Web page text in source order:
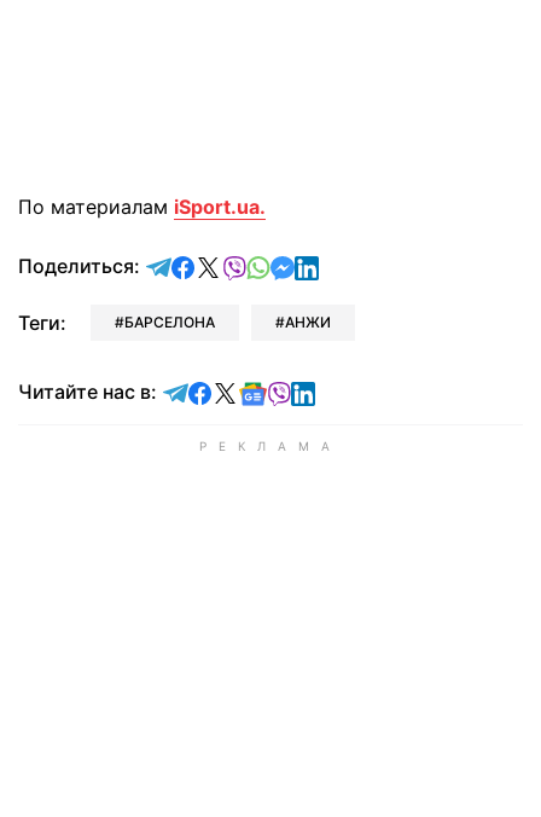
По материалам iSport.ua.
Поделиться: отправить в Telegram
поделиться в Facebook
поделиться в X
отправить в Viber
отправить в Whatsapp
отправить в Messenger
отправить в LinkedIn
Теги: БАРСЕЛОНА АНЖИ
Читайте нас в: Читайте в Telegram
Читайте в Facebook
Читайте в X
Читайте в Google news
Читайте в Viber
Читайте в LinkedIn